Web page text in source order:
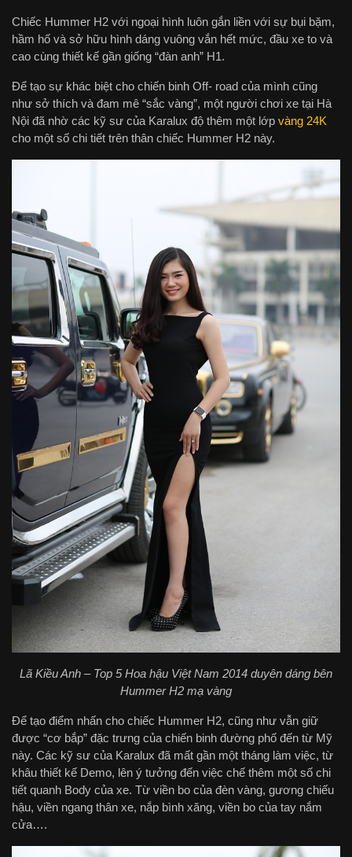
Chiếc Hummer H2 với ngoại hình luôn gắn liền với sự bụi bặm,
hầm hố và sở hữu hình dáng vuông vắn hết mức, đầu xe to và
cao cùng thiết kế gần giống “đàn anh” H1.
Để tạo sự khác biệt cho chiến binh Off- road của mình cũng
như sở thích và đam mê “sắc vàng”, một người chơi xe tại Hà
Nội đã nhờ các kỹ sư của Karalux độ thêm một lớp vàng 24K
cho một số chi tiết trên thân chiếc Hummer H2 này.
Lã Kiều Anh – Top 5 Hoa hậu Việt Nam 2014 duyên dáng bên
Hummer H2 mạ vàng
Để tạo điểm nhấn cho chiếc Hummer H2, cũng như vẫn giữ
được “cơ bắp” đặc trưng của chiến binh đường phố đến từ Mỹ
này. Các kỹ sư của Karalux đã mất gần một tháng làm việc, từ
khâu thiết kế Demo, lên ý tưởng đến việc chế thêm một số chi
tiết quanh Body của xe. Từ viền bo của đèn vàng, gương chiếu
hậu, viền ngang thân xe, nắp bình xăng, viền bo của tay nắm
cửa….